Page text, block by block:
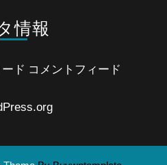
情報
ド コメントフィード